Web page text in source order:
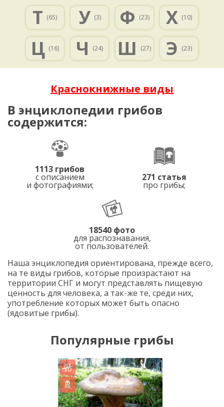
Т (65) У (3) Ф (23) Х (10)
Ц (16) Ч (24) Ш (27) Э (23)
Краснокнижные виды
В энциклопедии грибов
содержится:
1113 грибов
с описанием
и фотографиями;
271 статья
про грибы;
18540 фото
для распознавания,
от пользователей.
Наша энциклопедия ориентирована, прежде всего,
на те виды грибов, которые произрастают на
территории СНГ и могут представлять пищевую
ценность для человека, а так-же те, среди них,
употребление которых может быть опасно
(ядовитые грибы).
Популярные грибы